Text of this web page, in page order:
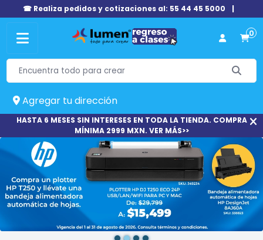
☎ Realiza pedidos y cotizaciones al: 55 44 45 5000 |
0
Agregar tu dirección
HASTA 6 MESES SIN INTERESES EN TODA LA TIENDA. COMPRA
MÍNIMA 2999 MXN. VER MÁS>>